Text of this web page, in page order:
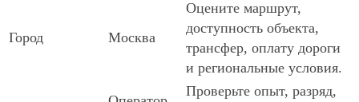
Город Москва
Оцените маршрут,
доступность объекта,
трансфер, оплату дороги
и региональные условия.
Проверьте опыт, разряд,